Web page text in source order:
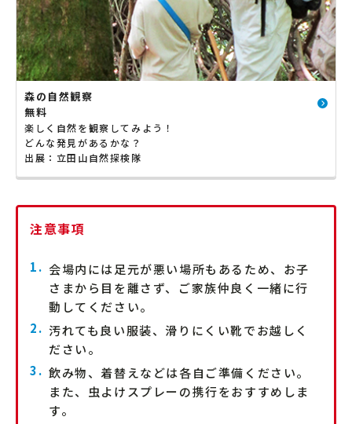
森の自然観察
無料
楽しく自然を観察してみよう！
どんな発見があるかな？
出展：立田山自然探検隊
注意事項
会場内には足元が悪い場所もあるため、お子
さまから目を離さず、ご家族仲良く一緒に行
動してください。
汚れても良い服装、滑りにくい靴でお越しく
ださい。
飲み物、着替えなどは各自ご準備ください。
また、虫よけスプレーの携行をおすすめしま
す。